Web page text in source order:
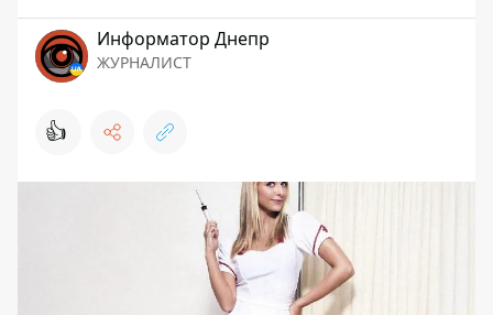
Информатор Днепр
ЖУРНАЛИСТ
👍